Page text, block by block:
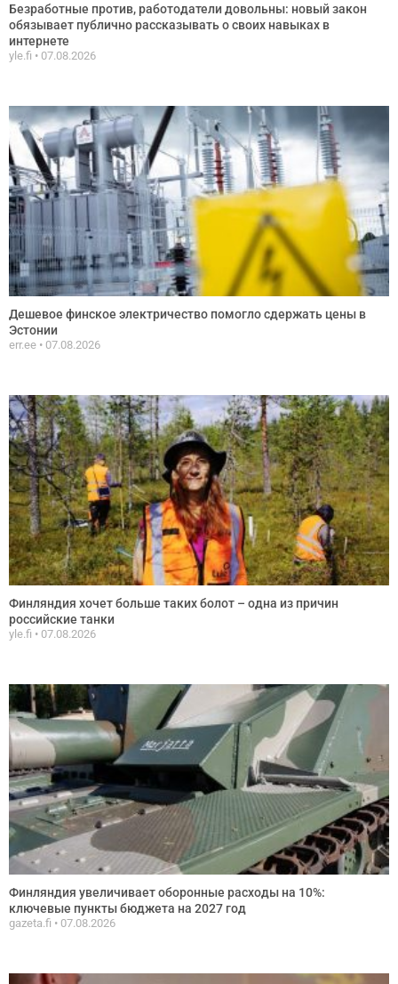
Безработные против, работодатели довольны: новый закон
обязывает публично рассказывать о своих навыках в
интернете
yle.fi 07.08.2026
Дешевое финское электричество помогло сдержать цены в
Эстонии
err.ee 07.08.2026
Финляндия хочет больше таких болот – одна из причин
российские танки
yle.fi 07.08.2026
Финляндия увеличивает оборонные расходы на 10%:
ключевые пункты бюджета на 2027 год
gazeta.fi 07.08.2026